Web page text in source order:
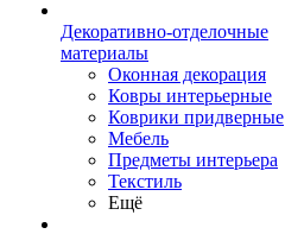
Декоративно-отделочные
материалы
Оконная декорация
Ковры интерьерные
Коврики придверные
Мебель
Предметы интерьера
Текстиль
Ещё